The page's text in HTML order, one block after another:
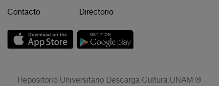
Contacto Directorio
Repositorio Universitario Descarga Cultura.UNAM ®